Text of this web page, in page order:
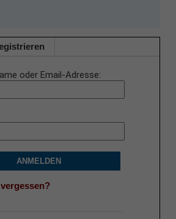
oder Email-Adresse
ANMELDEN